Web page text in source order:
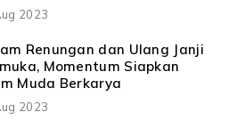
2023
Renungan dan Ulang Janji
Momentum Siapkan
Muda Berkarya
2023